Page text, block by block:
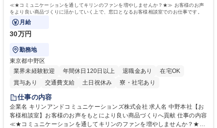
≪★コミュニケーションを通してキリンのファンを増やしませんか？★≫ お客様のお声
をより良い商品づくりに活かしていく上で、窓口となるお客様相談室でのお仕事です。
月給
30万円
勤務地
東京都中野区
業界未経験歓迎
年間休日120日以上 退職金あり
在宅OK
賞与あり
交通費支給 土日祝休み 寮・社宅あり
仕事の内容
企業名 キリンアンドコミュニケーションズ株式会社 求人名 中野本社【お
客様相談室】お客様のお声をもとにより良い商品づくりへ貢献 仕事の内容
≪★コミュニケーションを通してキリンのファンを増やしませんか？★≫